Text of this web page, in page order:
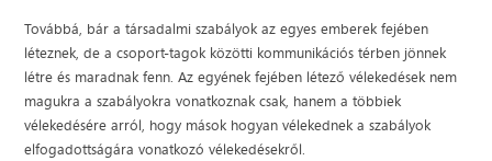
Továbbá, bár a társadalmi szabályok az egyes emberek fejében
léteznek, de a csoport-tagok közötti kommunikációs térben jönnek
létre és maradnak fenn. Az egyének fejében létező vélekedések nem
magukra a szabályokra vonatkoznak csak, hanem a többiek
vélekedésére arról, hogy mások hogyan vélekednek a szabályok
elfogadottságára vonatkozó vélekedésekről.